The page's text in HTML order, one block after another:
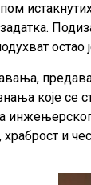
које се
и